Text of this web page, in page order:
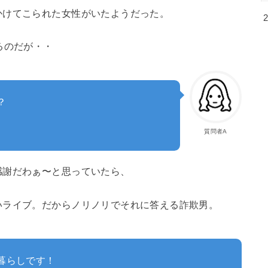
てこられた女性がいたようだった。
だが・・
質問者A
だわぁ〜と思っていたら、
イブ。だからノリノリでそれに答える詐欺男。
らしです！